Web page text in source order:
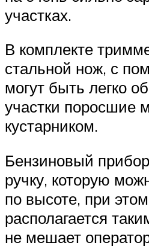
участках.
В комплекте
стальной нож, с
могут быть легко
участки поросшие
кустарником.
Бензиновый
ручку, которую
по высоте, при
располагается
не мешает